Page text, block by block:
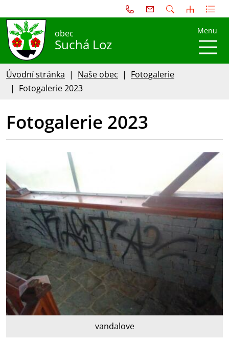
obec
Suchá Loz
Menu
Úvodní stránka Naše obec
Fotogalerie
Fotogalerie 2023
Fotogalerie 2023
vandalove